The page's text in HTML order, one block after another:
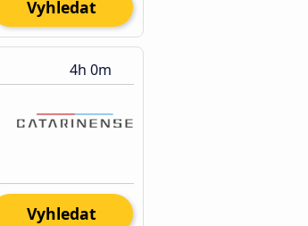
Vyhledat
4h 0m
Vyhledat